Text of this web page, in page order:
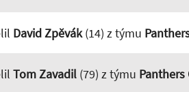
David Zpěvák(14) z týmu
Tom Zavadil(79) z týmu